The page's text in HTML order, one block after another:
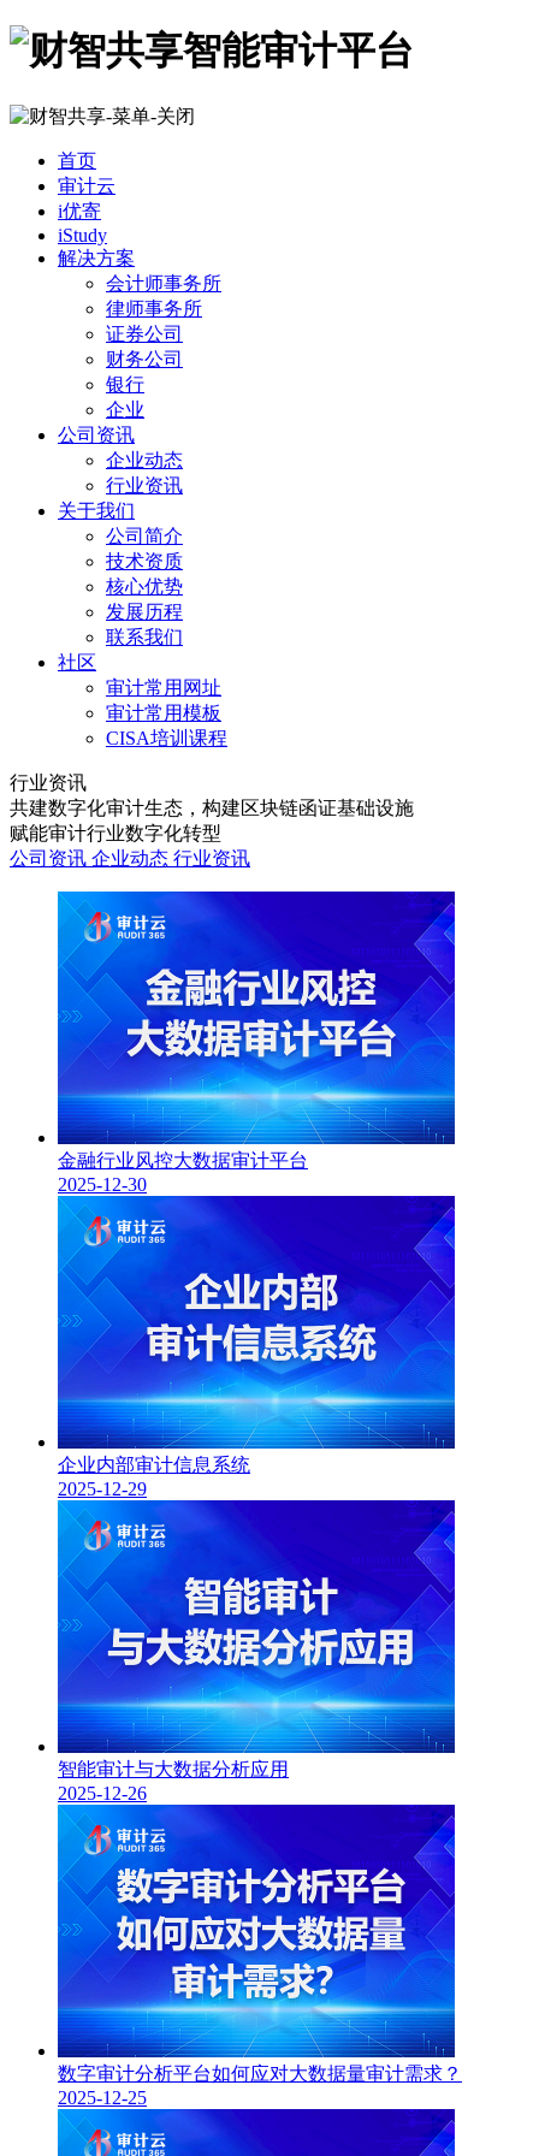
首页
审计云
i优寄
iStudy
解决方案
会计师事务所
律师事务所
证券公司
财务公司
银行
企业
公司资讯
企业动态
行业资讯
关于我们
公司简介
技术资质
核心优势
发展历程
联系我们
社区
审计常用网址
审计常用模板
CISA培训课程
行业资讯
共建数字化审计生态，构建区块链函证基础设施
赋能审计行业数字化转型
公司资讯 企业动态 行业资讯
金融行业风控大数据审计平台
2025-12-30
企业内部审计信息系统
2025-12-29
智能审计与大数据分析应用
2025-12-26
数字审计分析平台如何应对大数据量审计需求？
2025-12-25